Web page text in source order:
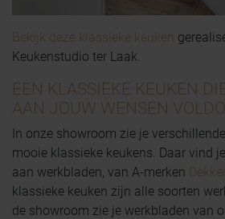
Bekijk deze klassieke keuken
Keukenstudio ter Laak.
EEN KLASSIEKE KEUKEN
AAN JOUW WENSEN
In onze showroom zie je
mooie klassieke keukens. Daar vind
aan werkbladen, van A-merken
klassieke keuken zijn alle soorten
de showroom zie je werkbladen van